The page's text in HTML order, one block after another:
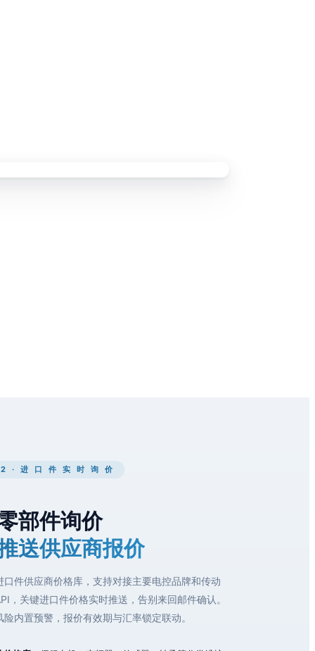
· 进 口 件 实 时 询 价
部件询价
送供应商报价
口件供应商价格库，支持对接主要电控品牌和传动
，关键进口件价格实时推送，告别来回邮件确认。
险内置预警，报价有效期与汇率锁定联动。